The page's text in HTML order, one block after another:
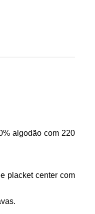
algodão com 220
placket center com